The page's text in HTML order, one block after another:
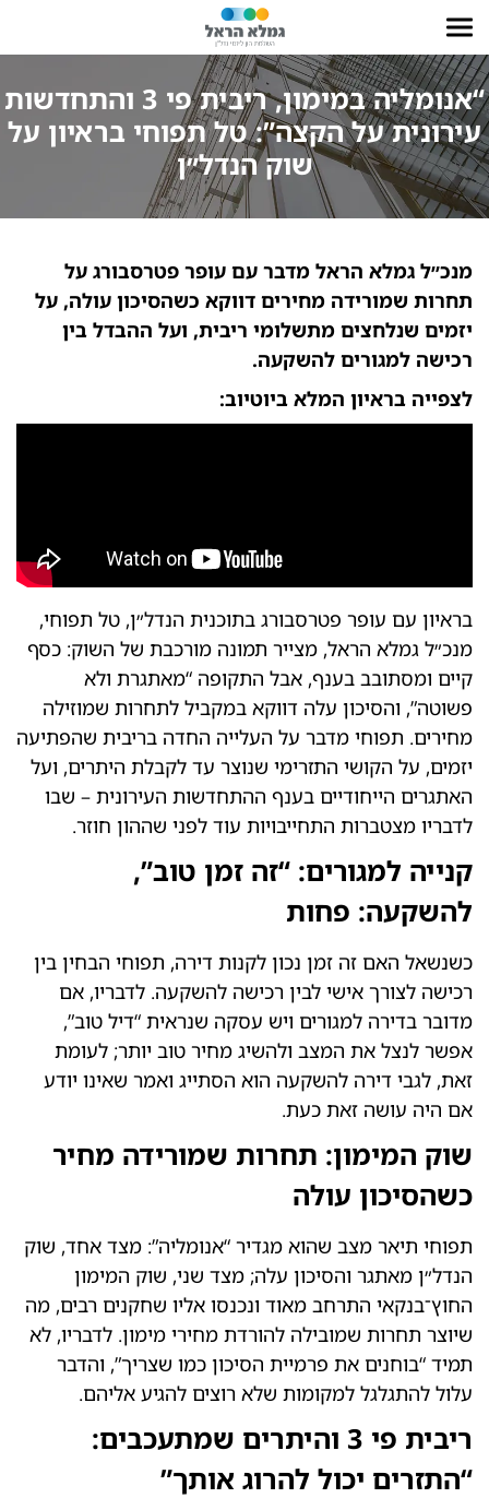
“אנומליה במימון, ריבית פי 3 והתחדשות
עירונית על הקצה”: טל תפוחי בראיון על
שוק הנדל״ן
מנכ״ל גמלא הראל מדבר עם עופר פטרסבורג על
תחרות שמורידה מחירים דווקא כשהסיכון עולה, על
יזמים שנלחצים מתשלומי ריבית, ועל ההבדל בין
רכישה למגורים להשקעה.
לצפייה בראיון המלא ביוטיוב:
בראיון עם עופר פטרסבורג בתוכנית הנדל״ן, טל תפוחי,
מנכ״ל גמלא הראל, מצייר תמונה מורכבת של השוק: כסף
קיים ומסתובב בענף, אבל התקופה “מאתגרת ולא
פשוטה”, והסיכון עלה דווקא במקביל לתחרות שמוזילה
מחירים. תפוחי מדבר על העלייה החדה בריבית שהפתיעה
יזמים, על הקושי התזרימי שנוצר עד לקבלת היתרים, ועל
האתגרים הייחודיים בענף ההתחדשות העירונית – שבו
לדבריו מצטברות התחייבויות עוד לפני שההון חוזר.
קנייה למגורים: “זה זמן טוב”,
להשקעה: פחות
כשנשאל האם זה זמן נכון לקנות דירה, תפוחי הבחין בין
רכישה לצורך אישי לבין רכישה להשקעה. לדבריו, אם
מדובר בדירה למגורים ויש עסקה שנראית “דיל טוב”,
אפשר לנצל את המצב ולהשיג מחיר טוב יותר; לעומת
זאת, לגבי דירה להשקעה הוא הסתייג ואמר שאינו יודע
אם היה עושה זאת כעת.
שוק המימון: תחרות שמורידה מחיר
כשהסיכון עולה
תפוחי תיאר מצב שהוא מגדיר “אנומליה”: מצד אחד, שוק
הנדל״ן מאתגר והסיכון עלה; מצד שני, שוק המימון
החוץ־בנקאי התרחב מאוד ונכנסו אליו שחקנים רבים, מה
שיוצר תחרות שמובילה להורדת מחירי מימון. לדבריו, לא
תמיד “בוחנים את פרמיית הסיכון כמו שצריך”, והדבר
עלול להתגלגל למקומות שלא רוצים להגיע אליהם.
ריבית פי 3 והיתרים שמתעכבים:
“התזרים יכול להרוג אותך”